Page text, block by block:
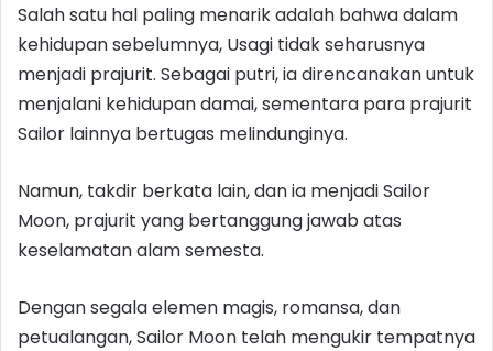
Salah satu hal paling menarik adalah bahwa dalam
kehidupan sebelumnya, Usagi tidak seharusnya
menjadi prajurit. Sebagai putri, ia direncanakan untuk
menjalani kehidupan damai, sementara para prajurit
Sailor lainnya bertugas melindunginya.
Namun, takdir berkata lain, dan ia menjadi Sailor
Moon, prajurit yang bertanggung jawab atas
keselamatan alam semesta.
Dengan segala elemen magis, romansa, dan
petualangan, Sailor Moon telah mengukir tempatnya